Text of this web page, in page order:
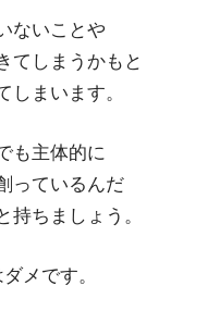
ないことや
てしまうかもと
しまいます。
も主体的に
っているんだ
持ちましょう。
メです。